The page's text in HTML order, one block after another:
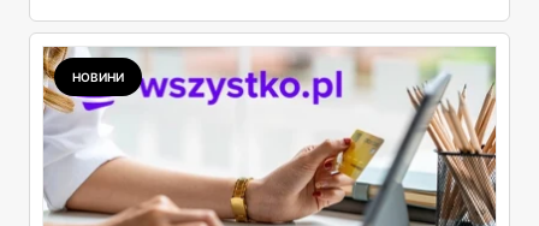
НОВИНИ